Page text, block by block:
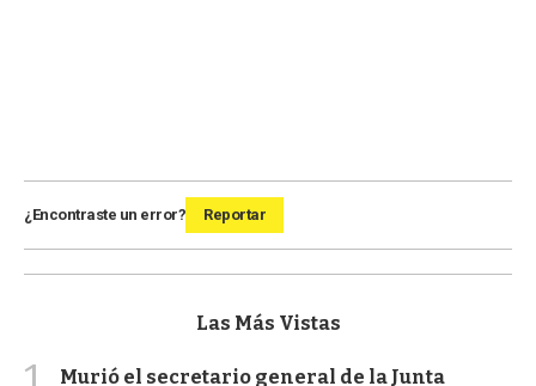
¿Encontraste un error? Reportar
Las Más Vistas
Murió el secretario general de la Junta